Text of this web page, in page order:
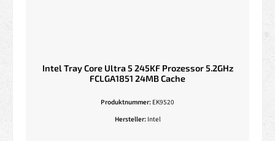
Intel Tray Core Ultra 5 245KF Prozessor 5.2GHz
FCLGA1851 24MB Cache
Produktnummer: EK9520
Hersteller: Intel